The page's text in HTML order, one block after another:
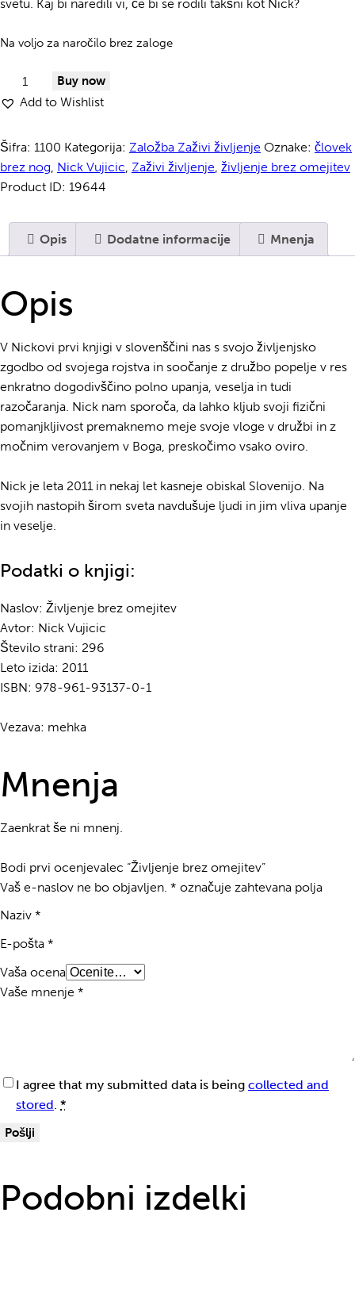
svetu. Kaj bi naredili vi, če bi se rodili takšni kot Nick?
Na voljo za naročilo brez zaloge
Življenje
brez
količina
Buy now
Add to Wishlist
Šifra: 1100 Kategorija: Založba Zaživi življenje Oznake: človek
brez nog, Nick Vujicic, Zaživi življenje, življenje brez omejitev
Product ID: 19644
Opis Dodatne informacije Mnenja
Opis
V Nickovi prvi knjigi v slovenščini nas s svojo življenjsko
zgodbo od svojega rojstva in soočanje z družbo popelje v res
enkratno dogodivščino polno upanja, veselja in tudi
razočaranja. Nick nam sporoča, da lahko kljub svoji fizični
pomanjkljivost premaknemo meje svoje vloge v družbi in z
močnim verovanjem v Boga, preskočimo vsako oviro.
Nick je leta 2011 in nekaj let kasneje obiskal Slovenijo. Na
svojih nastopih širom sveta navdušuje ljudi in jim vliva upanje
in veselje.
Podatki o knjigi:
Naslov: Življenje brez omejitev
Avtor: Nick Vujicic
Število strani: 296
Leto izida: 2011
ISBN: 978-961-93137-0-1
Vezava: mehka
Mnenja
Zaenkrat še ni mnenj.
Bodi prvi ocenjevalec “Življenje brez omejitev”
Vaš e-naslov ne bo objavljen. * označuje zahtevana polja
Naziv *
E-pošta *
Vaša ocena
Vaše mnenje *
I agree that my submitted data is being collected and
stored. *
Podobni izdelki